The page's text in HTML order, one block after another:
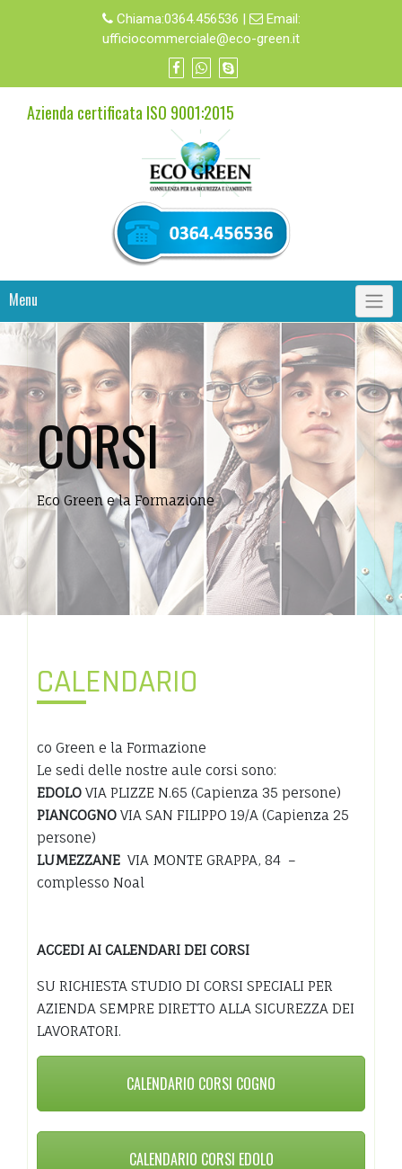
Chiama:0364.456536 |
Email:
ufficiocommerciale@eco-green.it
Azienda certificata ISO 9001:2015
Menu
CORSI
Eco Green e la Formazione
CALENDARIO
co Green e la Formazione
Le sedi delle nostre aule corsi sono:
EDOLO VIA PLIZZE N.65 (Capienza 35 persone)
PIANCOGNO VIA SAN FILIPPO 19/A (Capienza 25
persone)
LUMEZZANE VIA MONTE GRAPPA, 84 –
complesso Noal
ACCEDI AI CALENDARI DEI CORSI
SU RICHIESTA STUDIO DI CORSI SPECIALI PER
AZIENDA SEMPRE DIRETTO ALLA SICUREZZA DEI
LAVORATORI.
CALENDARIO CORSI COGNO
CALENDARIO CORSI EDOLO